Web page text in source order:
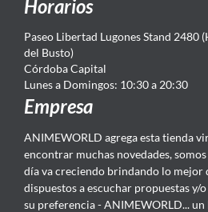
Horarios
Paseo Libertad Lugones Stand 2480
del Busto)
Córdoba Capital
Lunes a Domingos: 10:30 a 20:30
Empresa
ANIMEWORLD agrega esta tienda
encontrar muchas novedades,
día va creciendo brindando lo mejor
dispuestos a escuchar propuestas y/
su preferencia - ANIMEWORLD... un